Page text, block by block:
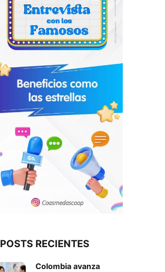
POSTS RECIENTES
Colombia avanza